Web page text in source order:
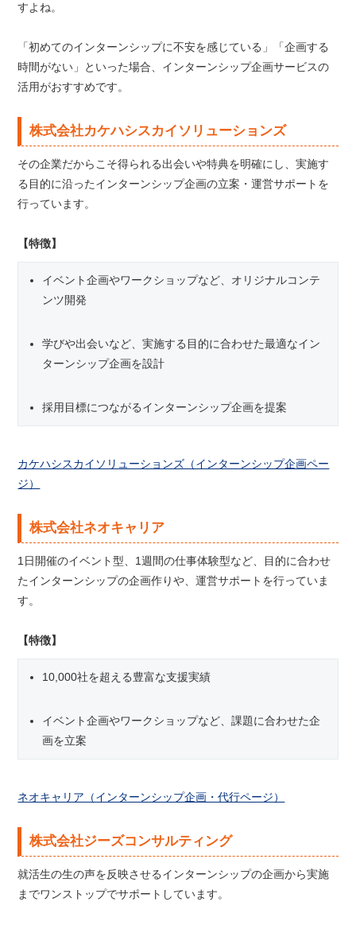
すよね。
「初めてのインターンシップに不安を感じている」「企画する
時間がない」といった場合、インターンシップ企画サービスの
活用がおすすめです。
株式会社カケハシスカイソリューションズ
その企業だからこそ得られる出会いや特典を明確にし、実施す
る目的に沿ったインターンシップ企画の立案・運営サポートを
行っています。
【特徴】
イベント企画やワークショップなど、オリジナルコンテ
ンツ開発
学びや出会いなど、実施する目的に合わせた最適なイン
ターンシップ企画を設計
採用目標につながるインターンシップ企画を提案
カケハシスカイソリューションズ（インターンシップ企画ペー
ジ）
株式会社ネオキャリア
1日開催のイベント型、1週間の仕事体験型など、目的に合わせ
たインターンシップの企画作りや、運営サポートを行っていま
す。
【特徴】
10,000社を超える豊富な支援実績
イベント企画やワークショップなど、課題に合わせた企
画を立案
ネオキャリア（インターンシップ企画・代行ページ）
株式会社ジーズコンサルティング
就活生の生の声を反映させるインターンシップの企画から実施
までワンストップでサポートしています。